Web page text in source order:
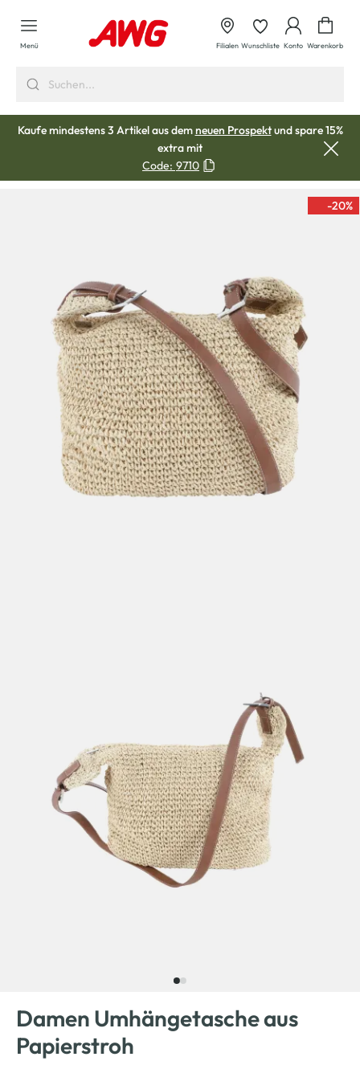
springen
Menü Filialen Wunschliste Konto Warenkorb
Kaufe mindestens 3 Artikel aus demneuen Prospektund spare 15%
extra mit
Code: 9710
-20%
Damen Umhängetasche aus
Papierstroh